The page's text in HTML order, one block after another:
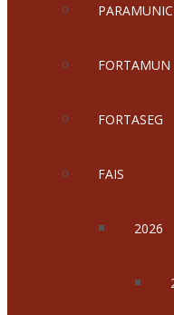
FORTAMUN
FORTASEG
FAIS
2026